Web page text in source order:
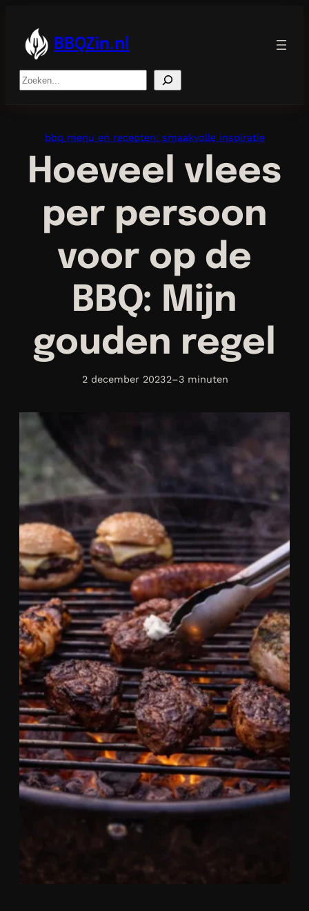
inhoud
BBQZin.nl
Search
bbq menu en recepten: smaakvolle inspiratie
Hoeveel vlees
per persoon
voor op de
BBQ: Mijn
gouden regel
2 december 20232–3 minuten